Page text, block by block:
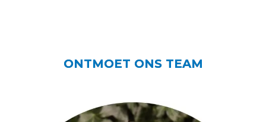
ONTMOET ONS TEAM